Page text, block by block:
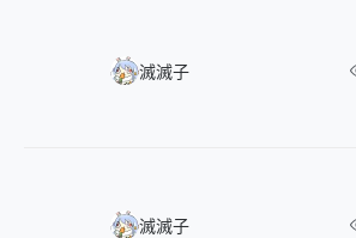
獨特復古氛圍！161 款《重返未來 1999
滅滅子
220+ 魔物獵人角色設計立繪
滅滅子